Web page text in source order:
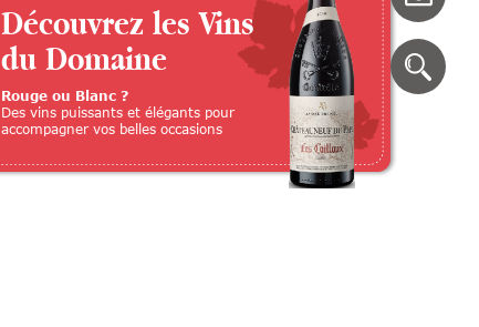
Découvrez les Vins
du Domaine
Rouge ou Blanc ?
Des vins puissants et élégants pour
accompagner vos belles occasions